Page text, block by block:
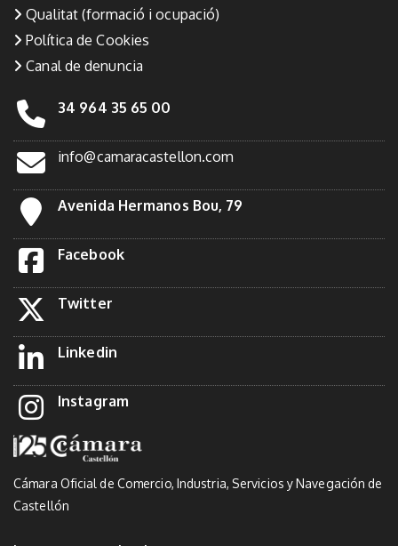
Qualitat (formació i ocupació)
Política de Cookies
Canal de denuncia
34 964 35 65 00
info@camaracastellon.com
Avenida Hermanos Bou, 79
Facebook
Twitter
Linkedin
Instagram
Cámara Oficial de Comercio, Industria, Servicios y Navegación de
Castellón